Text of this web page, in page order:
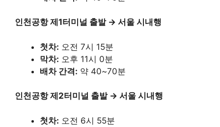
인천공항 제1터미널 출발 → 서울 시내행
첫차: 오전 7시 15분​
막차: 오후 11시 0분​
배차 간격: 약 40~70분​
인천공항 제2터미널 출발 → 서울 시내행
첫차: 오전 6시 55분​